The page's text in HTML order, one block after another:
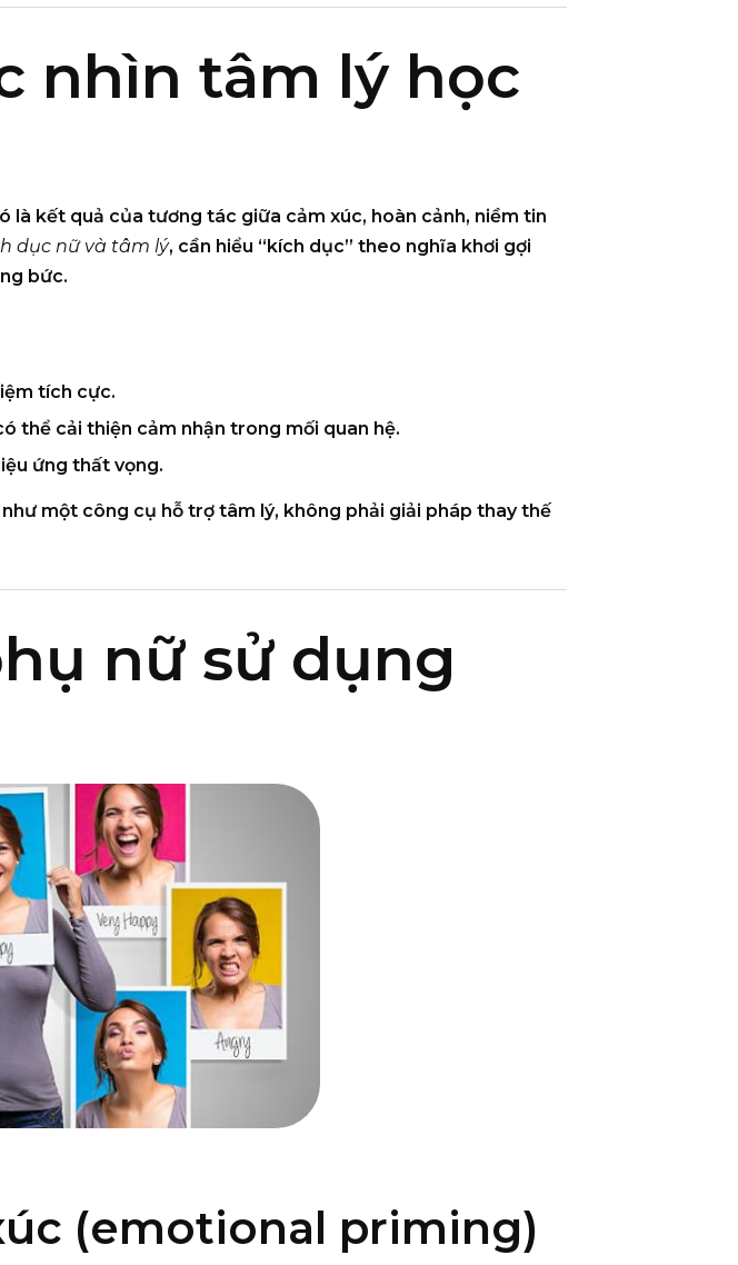
nhìn tâm lý học
là kết quả của tương tác giữa cảm xúc, hoàn cảnh, niềm tin
dục nữ và tâm lý, cần hiểu “kích dục” theo nghĩa khơi gợi
bức.
tích cực.
thể cải thiện cảm nhận trong mối quan hệ.
ứng thất vọng.
một công cụ hỗ trợ tâm lý, không phải giải pháp thay thế
nữ sử dụng
(emotional priming)